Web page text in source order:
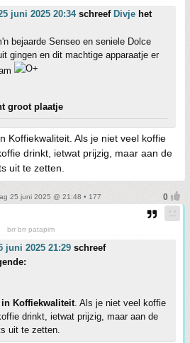
juni 2025 20:34schreef Divje het
bejaarde Senseo en seniele Dolce
gingen en dit machtige apparaatje er
groot plaatje
Koffiekwaliteit. Als je niet veel koffie
drinkt, ietwat prijzig, maar aan de
uit te zetten.
25 juni 2025 @ 21:48 • 177
brr brr patapim
juni 2025 21:29 schreef
in Koffiekwaliteit. Als je niet veel koffie
drinkt, ietwat prijzig, maar aan de
uit te zetten.